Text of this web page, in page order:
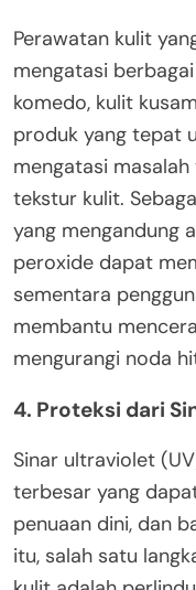
Perawatan kulit
mengatasi
komedo, kulit
produk yang tepat
mengatasi
tekstur kulit.
yang mengandung
peroxide dapat
sementara
membantu
mengurangi noda
4. Proteksi dari
Sinar ultraviolet
terbesar yang
penuaan dini, dan
itu, salah satu